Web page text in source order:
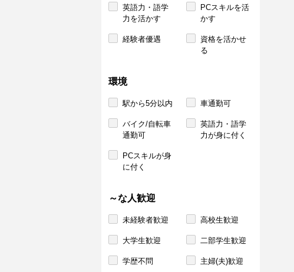
英語力・語学
力を活かす
PCスキルを活
かす
経験者優遇
資格を活かせ
る
環境
駅から5分以内 車通勤可
バイク/自転車
通勤可
英語力・語学
力が身に付く
PCスキルが身
に付く
～な人歓迎
未経験者歓迎 高校生歓迎
大学生歓迎 二部学生歓迎
学歴不問 主婦(夫)歓迎